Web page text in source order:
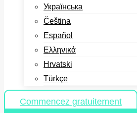
Українська
Čeština
Español
Ελληνικά
Hrvatski
Türkçe
Commencez gratuitement